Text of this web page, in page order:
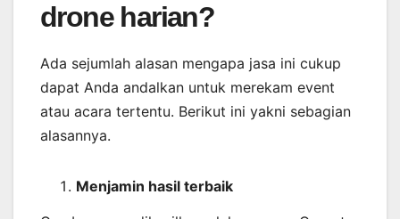
drone harian?
Ada sejumlah alasan mengapa jasa ini cukup
dapat Anda andalkan untuk merekam event
atau acara tertentu. Berikut ini yakni sebagian
alasannya.
Menjamin hasil terbaik